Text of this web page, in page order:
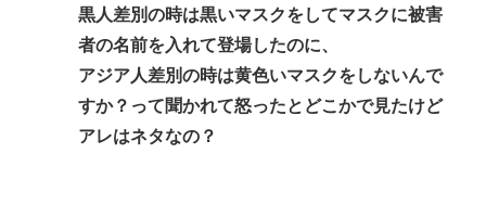
黒人差別の時は黒いマスクをしてマスクに被害
者の名前を入れて登場したのに、
アジア人差別の時は黄色いマスクをしないんで
すか？って聞かれて怒ったとどこかで見たけど
アレはネタなの？